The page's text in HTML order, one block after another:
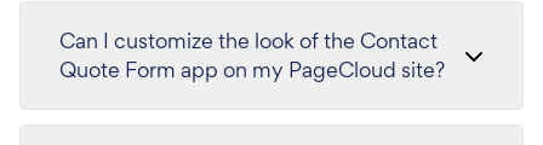
Can I customize the look of the Contact
Quote Form app on my PageCloud site?